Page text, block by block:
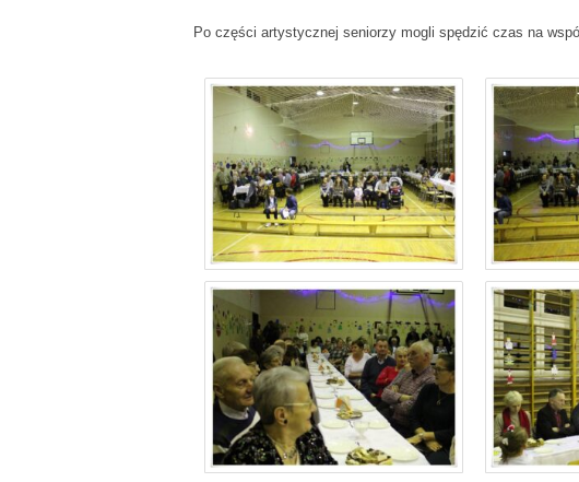
Po części artystycznej seniorzy mogli spędzić czas na